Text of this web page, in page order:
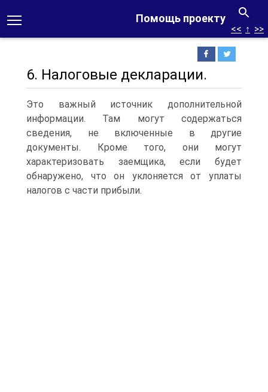
Помощь проекту
<< ↑ >>
6. Налоговые декларации.
Это важный источник дополнительной
информации. Там могут содержаться
сведения, не включенные в другие
документы. Кроме того, они могут
характеризовать заемщика, если будет
обнаружено, что он уклоняется от уплаты
налогов с части прибыли.